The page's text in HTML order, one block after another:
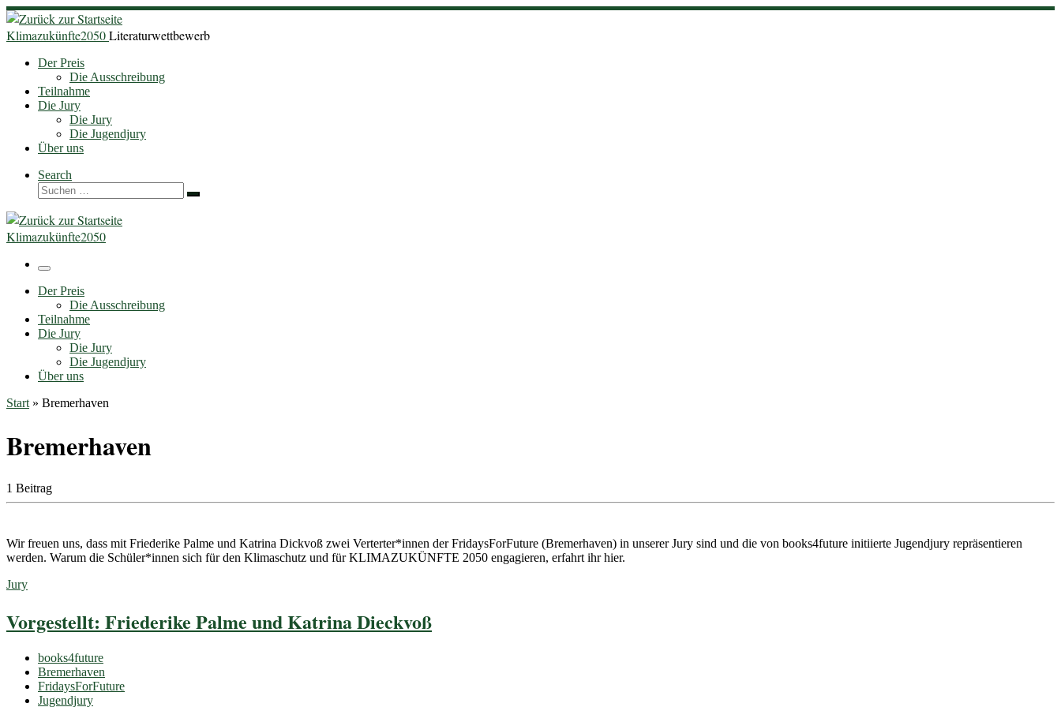
Zum
Inhalt
springen
Klimazukünfte2050Literaturwettbewerb
Der Preis
Die Ausschreibung
Teilnahme
Die Jury
Die Jury
Die Jugendjury
Über uns
Search
Suche
Suchen …
Klimazukünfte2050
Menü
Der Preis
Die Ausschreibung
Teilnahme
Die Jury
Die Jury
Die Jugendjury
Über uns
Start » Bremerhaven
Bremerhaven
1 Beitrag
Wir freuen uns, dass mit Friederike Palme und Katrina Dickvoß zwei Verterter*innen der FridaysForFuture (Bremerhaven) in unserer Jury sind und die von books4future initiierte Jugendjury repräsentieren
werden. Warum die Schüler*innen sich für den Klimaschutz und für KLIMAZUKÜNFTE 2050 engagieren, erfahrt ihr hier.
Jury
Vorgestellt: Friederike Palme und Katrina Dieckvoß
books4future
Bremerhaven
FridaysForFuture
Jugendjury